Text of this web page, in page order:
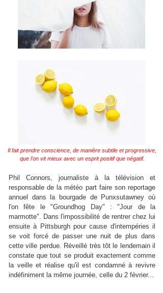
Il fait prendre conscience, de manière subtile et progressive,
que l'on vit mieux avec un esprit positif que négatif.
Phil Connors, journaliste à la télévision et
responsable de la météo part faire son reportage
annuel dans la bourgade de Punxsutawney où
l'on fête le "Groundhog Day" : "Jour de la
marmotte". Dans l'impossibilité de rentrer chez lui
ensuite à Pittsburgh pour cause d'intempéries il
se voit forcé de passer une nuit de plus dans
cette ville perdue. Réveillé très tôt le lendemain il
constate que tout se produit exactement comme
la veille et réalise qu'il est condamné à revivre
indéfiniment la même journée, celle du 2 février...